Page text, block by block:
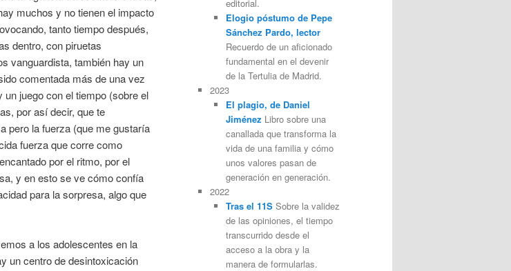
muchos y no tienen el impacto
tanto tiempo después,
dentro, con piruetas
vanguardista, también hay un
comentada más de una vez
un juego con el tiempo (sobre el
por así decir, que te
pero la fuerza (que me gustaría
fuerza que corre como
por el ritmo, por el
y en esto se ve cómo confía
para la sorpresa, algo que
a los adolescentes en la
un centro de desintoxicación
editorial.
Elogio póstumo de Pepe
Sánchez Pardo, lector
Recuerdo de un aficionado
fundamental en el devenir
de la Tertulia de Madrid.
2023
El plagio, de Daniel
Jiménez Libro sobre una
canallada que transforma la
vida de una familia y cómo
unos valores pasan de
generación en generación.
2022
Tras el 11SSobre la validez
de las opiniones, el tiempo
transcurrido desde el
acceso a la obra y la
manera de formularlas.